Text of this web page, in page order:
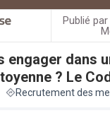
Publié
engager dans
? Le
Recrutement des